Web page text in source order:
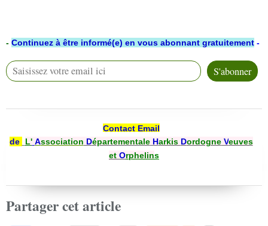
- Continuez à être informé(e) en vous abonnant gratuitement -
Contact Email
de
L' Association DépartementaleHarkis DordogneVeuves
et Orphelins
Partager cet article